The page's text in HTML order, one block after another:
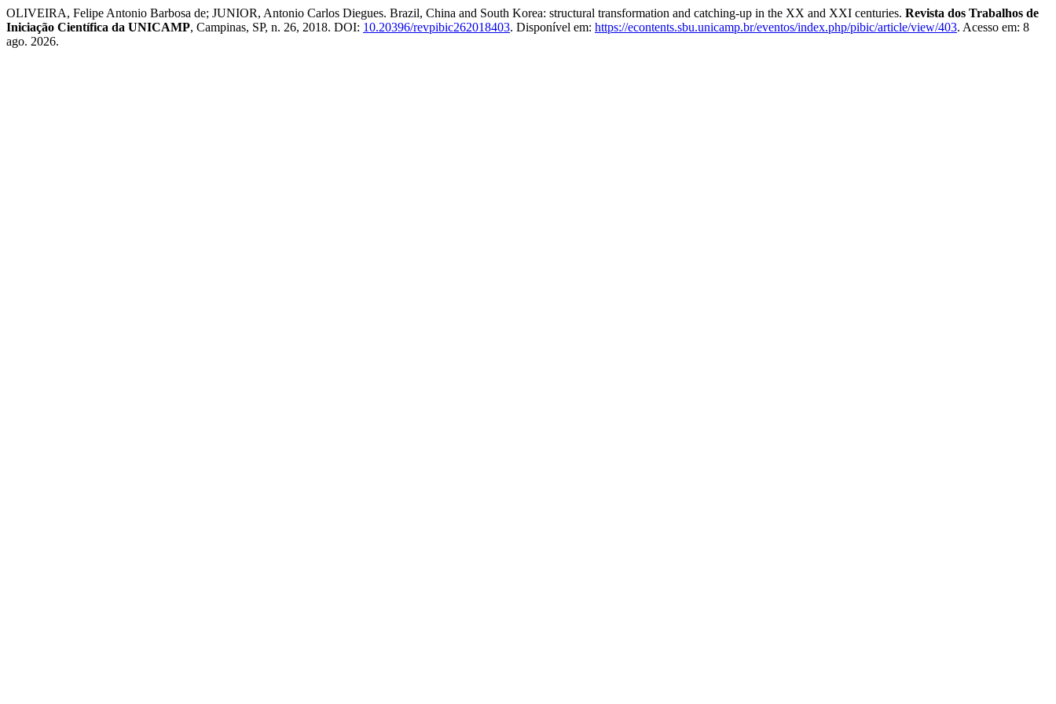
OLIVEIRA, Felipe Antonio Barbosa de; JUNIOR, Antonio Carlos Diegues. Brazil, China and South Korea: structural transformation and catching-up in the XX and XXI centuries. Revista dos Trabalhos de
Iniciação Científica da UNICAMP, Campinas, SP, n. 26, 2018. DOI: 10.20396/revpibic262018403. Disponível em: https://econtents.sbu.unicamp.br/eventos/index.php/pibic/article/view/403. Acesso em: 8
ago. 2026.